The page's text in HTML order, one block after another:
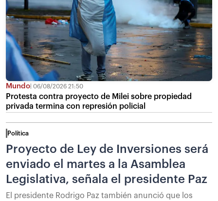
Mundo 06/08/2026 21:50
Protesta contra proyecto de Milei sobre propiedad
privada termina con represión policial
Política
Proyecto de Ley de Inversiones será
enviado el martes a la Asamblea
Legislativa, señala el presidente Paz
El presidente Rodrigo Paz también anunció que los